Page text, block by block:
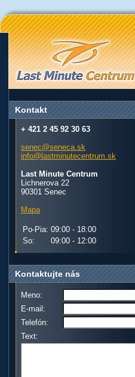
Kontakt
+ 421 2 45 92 30 63
senec@seneca.sk
info@lastminutecentrum.sk
Last Minute Centrum
Lichnerova 22
90301 Senec
Mapa
Po-Pia: 09:00 - 18:00
So:
09:00 - 12:00
Kontaktujte nás
Meno:
E-mail:
Telefón:
Text: